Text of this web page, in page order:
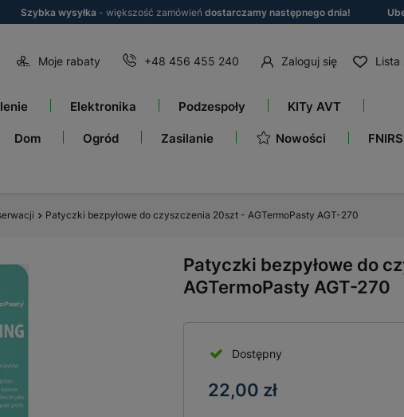
Szybka wysyłka - większość zamówień dostarczamy następnego dnia!
Moje rabaty +48 456 455 240 Zaloguj się Lista
Elektronika Podzespoły KITy AVT
Dom Ogród Zasilanie Nowości
Patyczki bezpyłowe do czyszczenia 20szt - AGTermoPasty AGT-270
Patyczki bezpyłowe do
AGTermoPasty AGT-270
Dostępny
22,00 zł